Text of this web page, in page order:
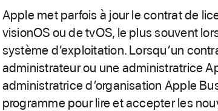
Apple met parfois à jour le contrat de
visionOS ou de tvOS, le plus souvent
système d’exploitation. Lorsqu’un
administrateur ou une administratrice
administratrice d’organisation Apple
programme pour lire et accepter les